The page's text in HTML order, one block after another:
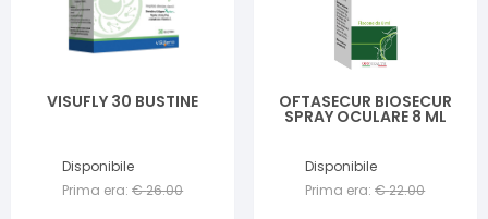
VISUFLY 30 BUSTINE
Disponibile
Prima era: €26.00
OFTASECUR BIOSECUR
SPRAY OCULARE 8 ML
Disponibile
Prima era: €22.00